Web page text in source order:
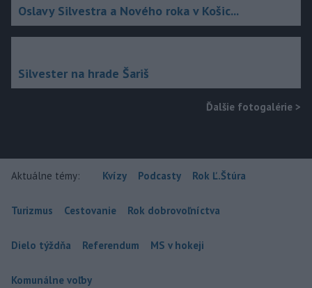
Oslavy Silvestra a Nového roka v Košic...
Silvester na hrade Šariš
Ďalšie fotogalérie >
Aktuálne témy: Kvízy Podcasty Rok Ľ.Štúra
Turizmus Cestovanie Rok dobrovoľníctva
Dielo týždňa Referendum MS v hokeji
Komunálne voľby